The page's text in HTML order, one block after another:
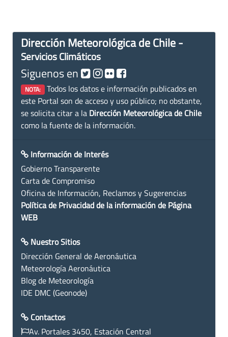
Dirección Meteorológica de Chile -
Servicios Climáticos
Siguenos en
NOTA: Todos los datos e información publicados en
este Portal son de acceso y uso público; no obstante,
se solicita citar a la Dirección Meteorológica de Chile
como la fuente de la información.
Información de Interés
Gobierno Transparente
Carta de Compromiso
Oficina de Información, Reclamos y Sugerencias
Política de Privacidad de la información de Página
WEB
Nuestro Sitios
Dirección General de Aeronáutica
Meteorología Aeronáutica
Blog de Meteorología
IDE DMC (Geonode)
Contactos
Av. Portales 3450, Estación Central